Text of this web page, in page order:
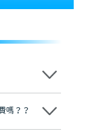
自香港、內地的
全球放心植牙中
大灣區及周邊城
嗎？？
用。